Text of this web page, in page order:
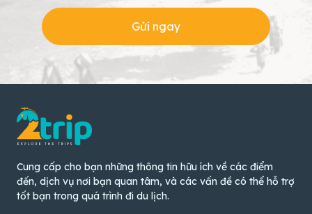
Gửi ngay
Cung cấp cho bạn những thông tin hữu ích về các điểm
đến, dịch vụ nơi bạn quan tâm, và các vấn đề có thể hỗ trợ
tốt bạn trong quá trình đi du lịch.